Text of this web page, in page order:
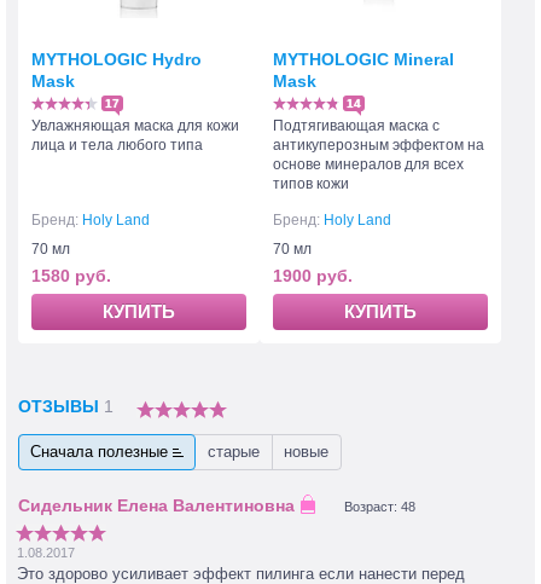
MYTHOLOGIC Hydro
Mask
17
Увлажняющая маска для кожи
лица и тела любого типа
Бренд: Holy Land
70 мл
1580 руб.
КУПИТЬ
MYTHOLOGIC Mineral
Mask
14
Подтягивающая маска с
антикуперозным эффектом на
основе минералов для всех
типов кожи
Бренд: Holy Land
70 мл
1900 руб.
КУПИТЬ
ОТЗЫВЫ 1
Сначала полезные старые новые
Возраст: 48
1.08.2017
Это здорово усиливает эффект пилинга если нанести перед